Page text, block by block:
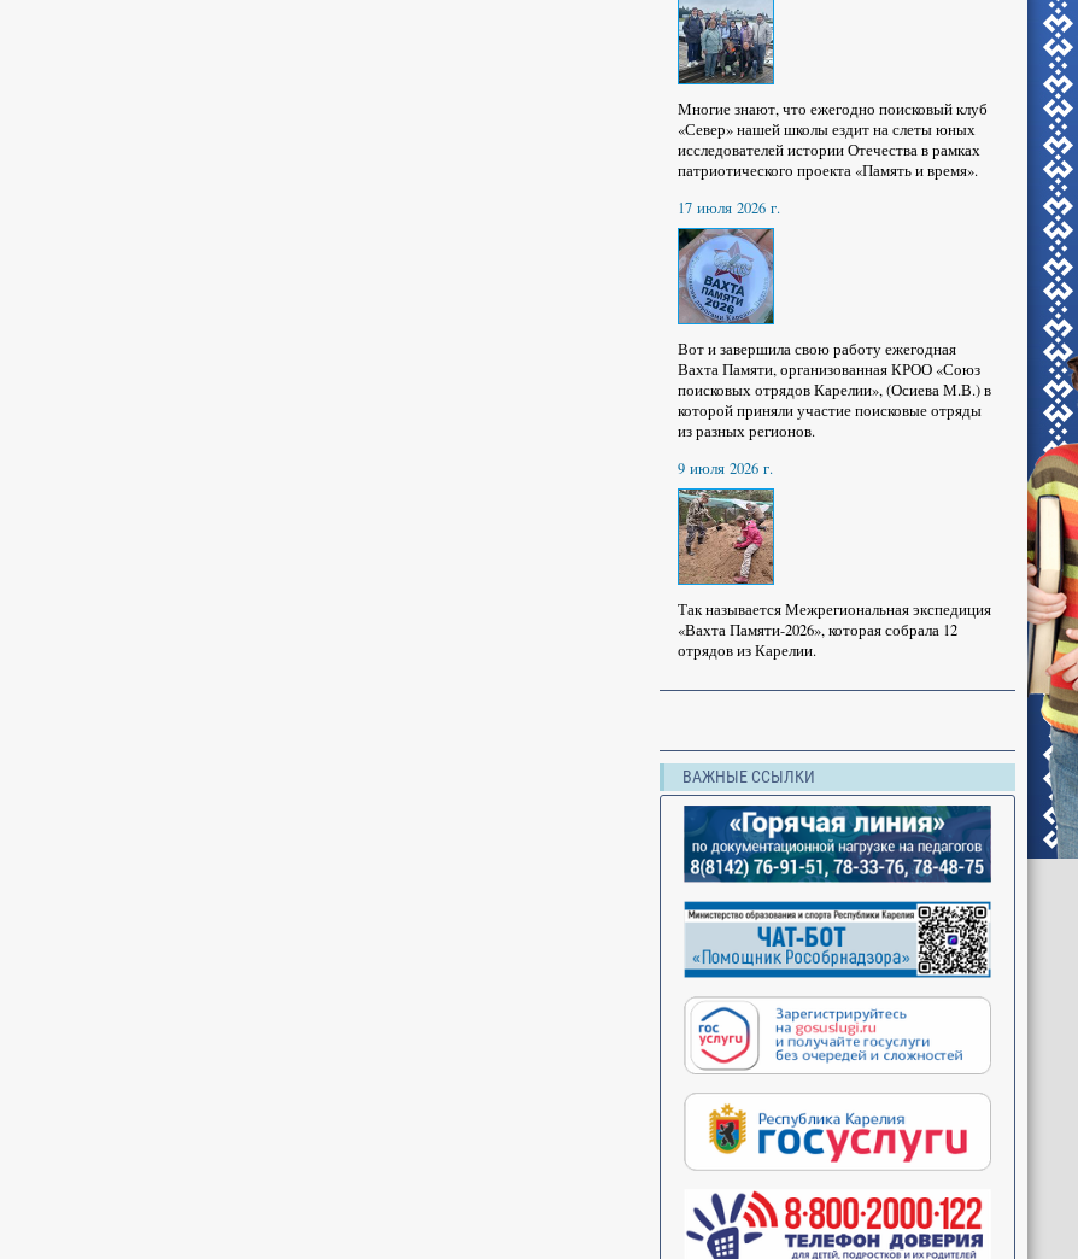
Многие знают, что ежегодно поисковый клуб
«Север» нашей школы ездит на слеты юных
исследователей истории Отечества в рамках
патриотического проекта «Память и время».
17 июля 2026 г.
Вот и завершила свою работу ежегодная
Вахта Памяти, организованная КРОО «Союз
поисковых отрядов Карелии», (Осиева М.В.) в
которой приняли участие поисковые отряды
из разных регионов.
9 июля 2026 г.
Так называется Межрегиональная экспедиция
«Вахта Памяти-2026», которая собрала 12
отрядов из Карелии.
ВАЖНЫЕ ССЫЛКИ